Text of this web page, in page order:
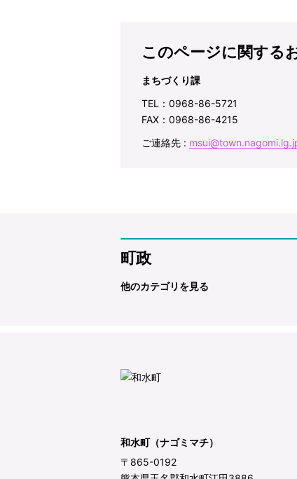
このページに関する
まちづくり課
TEL：0968-86-5721
FAX：0968-86-4215
ご連絡先 :
町政
他のカテゴリを見る
和水町（ナゴミマチ）
〒865-0192